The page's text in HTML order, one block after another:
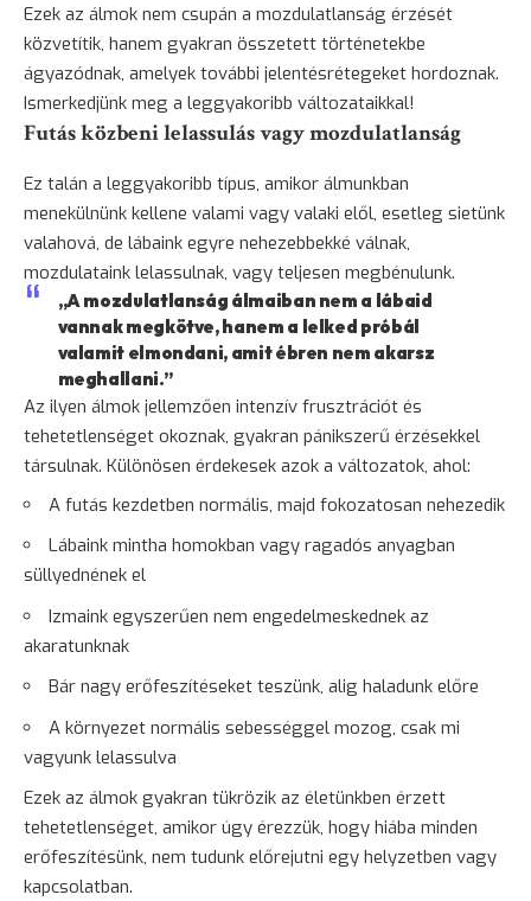
Ezek az álmok nem csupán a mozdulatlanság érzését
közvetítik, hanem gyakran összetett történetekbe
ágyazódnak, amelyek további jelentésrétegeket hordoznak.
Ismerkedjünk meg a leggyakoribb változataikkal!
Futás közbeni lelassulás vagy mozdulatlanság
Ez talán a leggyakoribb típus, amikor álmunkban
menekülnünk kellene valami vagy valaki elől, esetleg sietünk
valahová, de lábaink egyre nehezebbekké válnak,
mozdulataink lelassulnak, vagy teljesen megbénulunk.
„A mozdulatlanság álmaiban nem a lábaid
vannak megkötve, hanem a lelked próbál
valamit elmondani, amit ébren nem akarsz
meghallani.”
Az ilyen álmok jellemzően intenzív frusztrációt és
tehetetlenséget okoznak, gyakran pánikszerű érzésekkel
társulnak. Különösen érdekesek azok a változatok, ahol:
A futás kezdetben normális, majd fokozatosan nehezedik
Lábaink mintha homokban vagy ragadós anyagban
süllyednének el
Izmaink egyszerűen nem engedelmeskednek az
akaratunknak
Bár nagy erőfeszítéseket teszünk, alig haladunk előre
A környezet normális sebességgel mozog, csak mi
vagyunk lelassulva
Ezek az álmok gyakran tükrözik az életünkben érzett
tehetetlenséget, amikor úgy érezzük, hogy hiába minden
erőfeszítésünk, nem tudunk előrejutni egy helyzetben vagy
kapcsolatban.